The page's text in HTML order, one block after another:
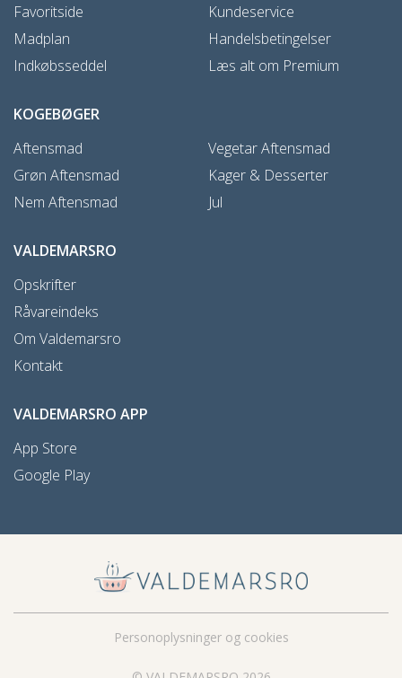
Favoritside
Madplan
Indkøbsseddel
Kundeservice
Handelsbetingelser
Læs alt om Premium
KOGEBØGER
Aftensmad
Grøn Aftensmad
Nem Aftensmad
Vegetar Aftensmad
Kager & Desserter
Jul
VALDEMARSRO
Opskrifter
Råvareindeks
Om Valdemarsro
Kontakt
VALDEMARSRO APP
App Store
Google Play
Personoplysninger og cookies